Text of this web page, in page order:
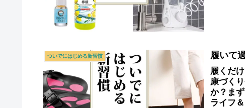
ついでにはじめる新習慣 履いて
履くだ
康づく
か？ま
ライフ